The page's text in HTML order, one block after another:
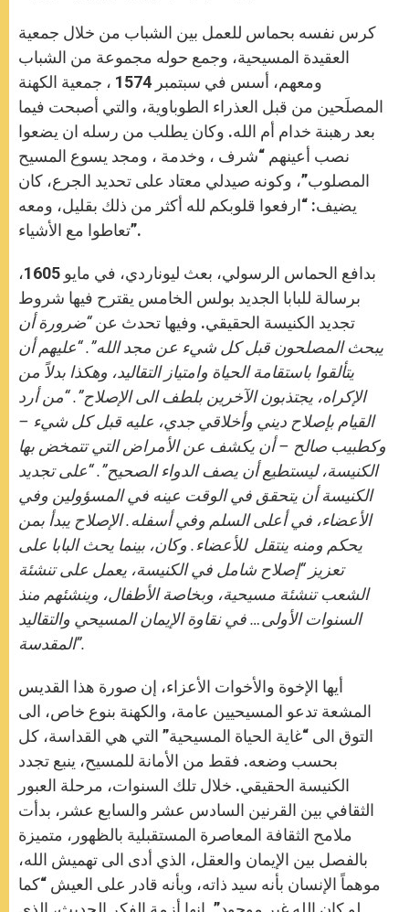
كرس نفسه بحماس للعمل بين الشباب من خلال جمعية
العقيدة المسيحية، وجمع حوله مجموعة من الشباب
ومعهم، أسس في سبتمبر 1574 ، جمعية الكهنة
المصلَحين من قبل العذراء الطوباوية، والتي أصبحت فيما
بعد رهبنة خدام أم الله. وكان يطلب من رسله ان يضعوا
نصب أعينهم “شرف ، وخدمة ، ومجد يسوع المسيح
المصلوب”، وكونه صيدلي معتاد على تحديد الجرع، كان
يضيف: “ارفعوا قلوبكم لله أكثر من ذلك بقليل، ومعه
تعاطوا مع الأشياء”.
بدافع الحماس الرسولي، بعث ليوناردي، في مايو 1605،
برسالة للبابا الجديد بولس الخامس يقترح فيها شروط
تجديد الكنيسة الحقيقي. وفيها تحدث عن“ضرورة أن
يبحث المصلحون قبل كل شيء عن مجد الله”. “عليهم أن
يتألقوا باستقامة الحياة وامتياز التقاليد، وهكذا بدلاً من
الإكراه، يجتذبون الآخرين بلطف الى الإصلاح”. “من أرد
القيام بإصلاح ديني وأخلاقي جدي، عليه قبل كل شيء –
وكطبيب صالح – أن يكشف عن الأمراض التي تتمخض بها
الكنيسة، ليستطيع أن يصف الدواء الصحيح”. “على تجديد
الكنيسة أن يتحقق في الوقت عينه في المسؤولين وفي
الأعضاء، في أعلى السلم وفي أسفله. الإصلاح يبدأ بمن
يحكم ومنه ينتقل للأعضاء. وكان، بينما يحث البابا على
تعزيز “إصلاح شامل في الكنيسة، يعمل على تنشئة
الشعب تنشئة مسيحية، وبخاصة الأطفال، وينشئهم منذ
السنوات الأولى… في نقاوة الإيمان المسيحي والتقاليد
المقدسة”.
أيها الإخوة والأخوات الأعزاء، إن صورة هذا القديس
المشعة تدعو المسيحيين عامة، والكهنة بنوع خاص، الى
التوق الى “غاية الحياة المسيحية” التي هي القداسة، كل
بحسب وضعه. فقط من الأمانة للمسيح، ينبع تجدد
الكنيسة الحقيقي. خلال تلك السنوات، مرحلة العبور
الثقافي بين القرنين السادس عشر والسابع عشر، بدأت
ملامح الثقافة المعاصرة المستقبلية بالظهور، متميزة
بالفصل بين الإيمان والعقل، الذي أدى الى تهميش الله،
موهماً الإنسان بأنه سيد ذاته، وبأنه قادر على العيش “كما